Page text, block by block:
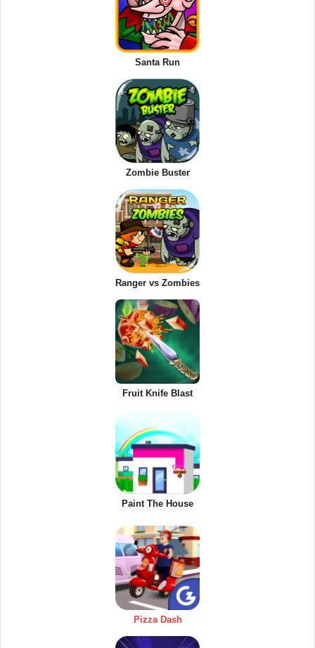
Santa Run
Zombie Buster
Ranger vs Zombies
Fruit Knife Blast
Paint The House
Pizza Dash